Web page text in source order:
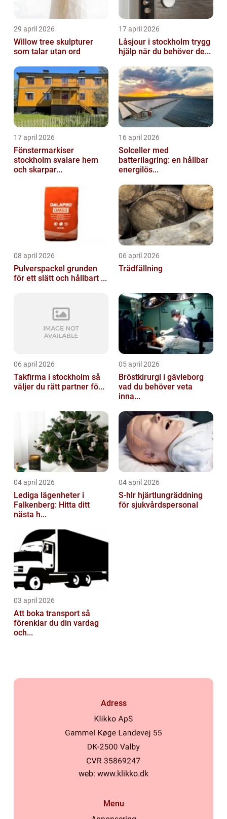
29 april 2026
Willow tree skulpturer
som talar utan ord
17 april 2026
Låsjour i stockholm trygg
hjälp när du behöver de...
17 april 2026
Fönstermarkiser
stockholm svalare hem
och skarpar...
16 april 2026
Solceller med
batterilagring: en hållbar
energilös...
08 april 2026
Pulverspackel grunden
för ett slätt och hållbart ...
06 april 2026
Trädfällning
06 april 2026
Takfirma i stockholm så
väljer du rätt partner fö...
05 april 2026
Bröstkirurgi i gävleborg
vad du behöver veta
inna...
04 april 2026
Lediga lägenheter i
Falkenberg: Hitta ditt
nästa h...
04 april 2026
S-hlr hjärtlungräddning
för sjukvårdspersonal
03 april 2026
Att boka transport så
förenklar du din vardag
och...
Adress
web: www.klikko.dk
Menu